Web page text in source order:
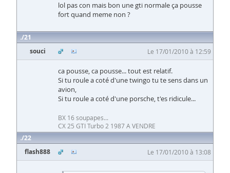
lol pas con mais bon une gti normale ça pousse
fort quand meme non ?
21
souci
Le 17/01/2010 à 12:59
ca pousse, ca pousse... tout est relatif.
Si tu roule a coté d'une twingo tu te sens dans un
avion,
Si tu roule a coté d'une porsche, t'es ridicule...
BX 16 soupapes...
CX 25 GTI Turbo 2 1987 A VENDRE
22
flash888
Le 17/01/2010 à 13:08